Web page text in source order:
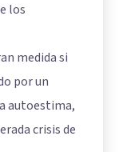
los
medida si
por un
autoestima,
crisis de